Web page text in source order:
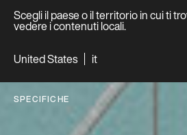
Scegli il paese o il territorio in cui ti
vedere i contenuti locali.
United States
it
SPECIFICHE